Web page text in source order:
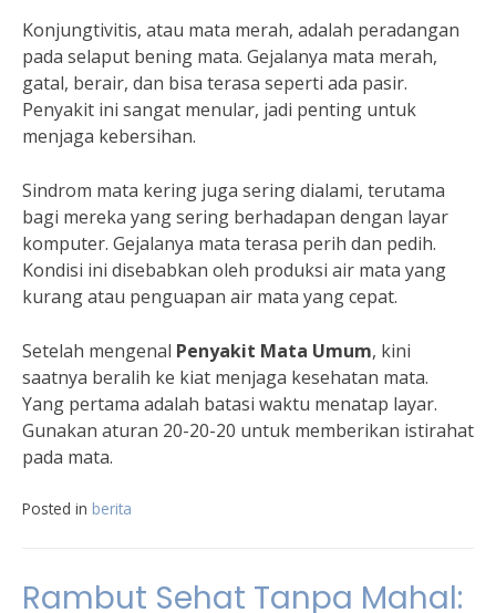
Konjungtivitis, atau mata merah, adalah peradangan
pada selaput bening mata. Gejalanya mata merah,
gatal, berair, dan bisa terasa seperti ada pasir.
Penyakit ini sangat menular, jadi penting untuk
menjaga kebersihan.
Sindrom mata kering juga sering dialami, terutama
bagi mereka yang sering berhadapan dengan layar
komputer. Gejalanya mata terasa perih dan pedih.
Kondisi ini disebabkan oleh produksi air mata yang
kurang atau penguapan air mata yang cepat.
Setelah mengenal Penyakit Mata Umum, kini
saatnya beralih ke kiat menjaga kesehatan mata.
Yang pertama adalah batasi waktu menatap layar.
Gunakan aturan 20-20-20 untuk memberikan istirahat
pada mata.
Posted in berita
Rambut Sehat Tanpa Mahal: